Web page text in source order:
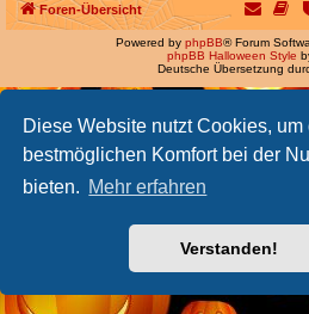
Diese Website nutzt Cookies, um
bestmöglichen Komfort bei der
bieten. Mehr erfahren
Verstanden!
Foren-Übersicht
Powered by phpBB® Forum
phpBB Halloween Style
Deutsche Übersetzung